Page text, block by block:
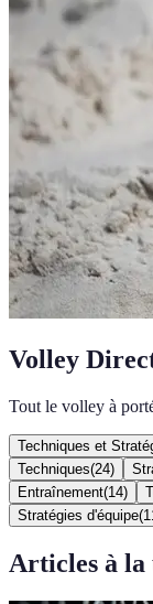
Volley
Tout le volley à
Techniques et
Techniques(24)
Entraînement(14)
Stratégies d'équipe(
Articles à la